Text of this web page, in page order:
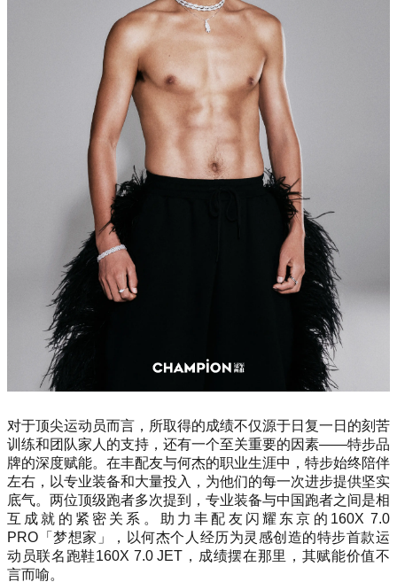
对于顶尖运动员而言，所取得的成绩不仅源于日复一日的刻苦
训练和团队家人的支持，还有一个至关重要的因素——特步品
牌的深度赋能。在丰配友与何杰的职业生涯中，特步始终陪伴
左右，以专业装备和大量投入，为他们的每一次进步提供坚实
底气。两位顶级跑者多次提到，专业装备与中国跑者之间是相
互成就的紧密关系。助力丰配友闪耀东京的160X 7.0
PRO「梦想家」，以何杰个人经历为灵感创造的特步首款运
动员联名跑鞋160X 7.0 JET，成绩摆在那里，其赋能价值不
言而喻。